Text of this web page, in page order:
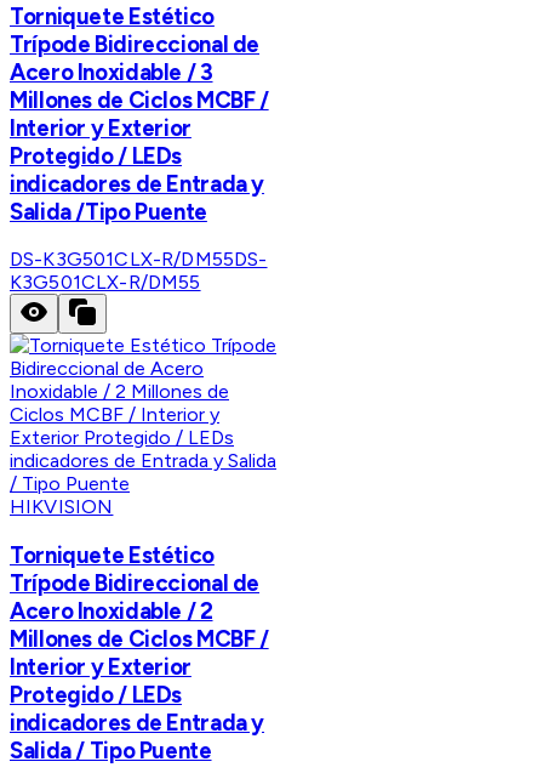
Torniquete Estético
Trípode Bidireccional de
Acero Inoxidable / 3
Millones de Ciclos MCBF /
Interior y Exterior
Protegido / LEDs
indicadores de Entrada y
Salida /Tipo Puente
DS-K3G501CLX-R/DM55DS-
K3G501CLX-R/DM55
HIKVISION
Torniquete Estético
Trípode Bidireccional de
Acero Inoxidable / 2
Millones de Ciclos MCBF /
Interior y Exterior
Protegido / LEDs
indicadores de Entrada y
Salida / Tipo Puente